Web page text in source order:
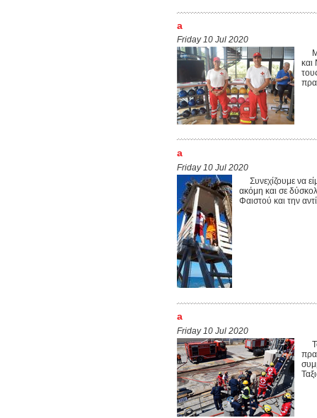
a
Friday 10 Jul 2020
και
a
Friday 10 Jul 2020
Συνεχίζουμε να
ακόμη και σε
Φαιστού και την
a
Friday 10 Jul 2020
Το